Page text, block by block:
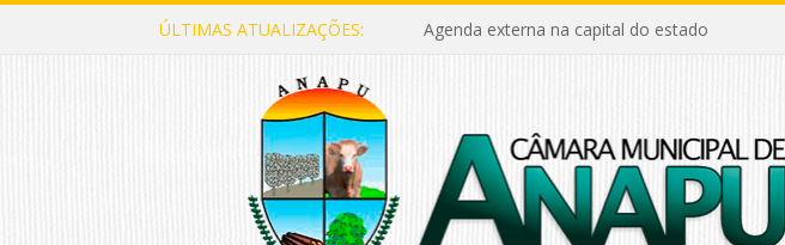
ÚLTIMAS ATUALIZAÇÕES: Agenda externa na capital do estado